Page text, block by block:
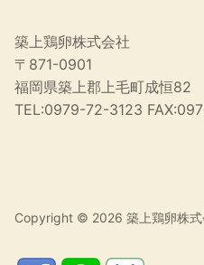
築上鶏卵株式会社
〒871-0901
福岡県築上郡上毛町成恒82
TEL:0979-72-3123
Copyright © 2026 築上鶏卵株式